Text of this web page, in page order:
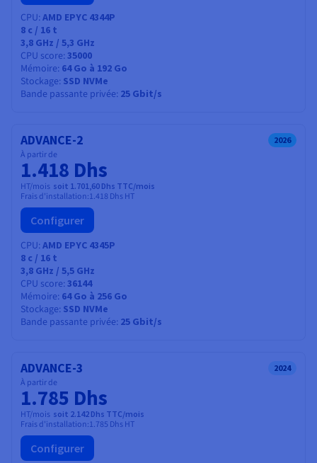
CPU AMD EPYC 4344P
8 c / 16 t
3,8 GHz / 5,3 GHz
CPU score 35000
Mémoire 64 Go à 192 Go
Stockage SSD NVMe
Bande passante privée 25 Gbit/s
ADVANCE-2 2026
À partir de
1.418 Dhs
HT/mois soit 1.701,60 Dhs TTC/mois
Frais d'installation:1.418 DhsHT
Configurer
CPU AMD EPYC 4345P
8 c / 16 t
3,8 GHz / 5,5 GHz
CPU score 36144
Mémoire 64 Go à 256 Go
Stockage SSD NVMe
Bande passante privée 25 Gbit/s
ADVANCE-3 2024
À partir de
1.785 Dhs
HT/mois soit 2.142 Dhs TTC/mois
Frais d'installation:1.785 DhsHT
Configurer